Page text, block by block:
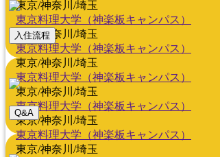
東京/神奈川/埼玉
東京料理大学（神楽板キャンパス）
東京/神奈川/埼玉
東京料理大学（神楽板キャンパス）
東京/神奈川/埼玉
東京料理大学（神楽板キャンパス）
東京/神奈川/埼玉
東京料理大学（神楽板キャンパス）
東京/神奈川/埼玉
東京料理大学（神楽板キャンパス）
東京/神奈川/埼玉
入住流程
Q&A